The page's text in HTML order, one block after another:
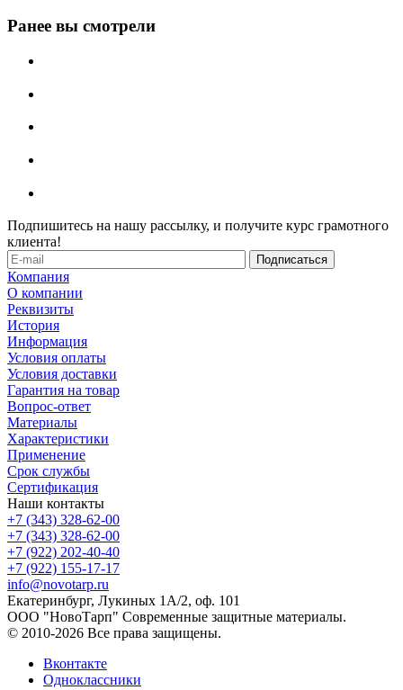
Ранее вы смотрели
Подпишитесь на нашу рассылку, и получите курс грамотного
клиента!
Компания
О компании
Реквизиты
История
Информация
Условия оплаты
Условия доставки
Гарантия на товар
Вопрос-ответ
Материалы
Характеристики
Применение
Срок службы
Сертификация
Наши контакты
+7 (343) 328-62-00
+7 (343) 328-62-00
+7 (922) 202-40-40
+7 (922) 155-17-17
info@novotarp.ru
Екатеринбург, Лукиных 1А/2, оф. 101
ООО "НовоТарп" Современные защитные материалы.
© 2010-2026 Все права защищены.
Вконтакте
Одноклассники